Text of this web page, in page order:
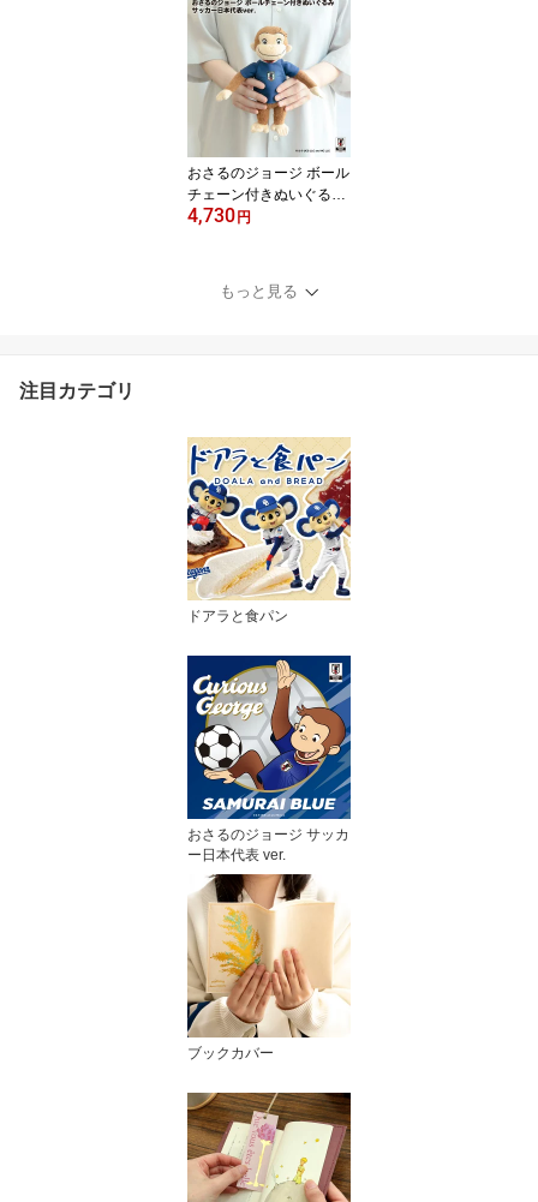
実写 ドラゴンズ 野球 食
パン キャラクター かわ
いい 筆記用具 キャラク
ターボールペン 黒インク
おさるのジョージ ボール
チェーン付きぬいぐるみ
サッカー日本代表 ver. オ
サッカー日本代表グッズ
キーホルダー マスコット
4,730円
もっと見る
注目カテゴリ
ドアラと食パン
おさるのジョージ サッカ
ー日本代表 ver.
ブックカバー